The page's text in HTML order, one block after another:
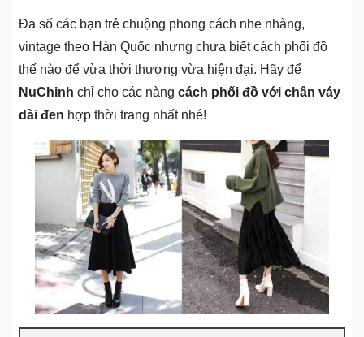
Đa số các bạn trẻ chuộng phong cách nhẹ nhàng,
vintage theo Hàn Quốc nhưng chưa biết cách phối đồ
thế nào để vừa thời thượng vừa hiện đại. Hãy để
NuChinh chỉ cho các nàng cách phối đồ với chân váy
dài đen hợp thời trang nhất nhé!